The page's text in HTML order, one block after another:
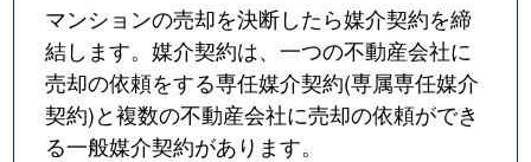
マンションの売却を決断したら媒介契約を締
結します。媒介契約は、一つの不動産会社に
売却の依頼をする専任媒介契約(専属専任媒介
契約)と複数の不動産会社に売却の依頼ができ
る一般媒介契約があります。